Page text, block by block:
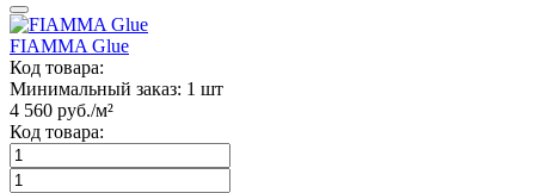
FIAMMA Glue
Код товара:
Минимальный заказ: 1 шт
4 560 руб./м²
Код товара: